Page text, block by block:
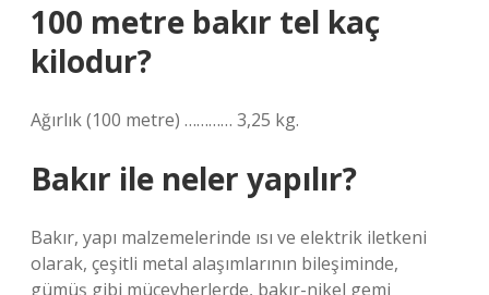
100 metre bakır tel kaç
kilodur?
Ağırlık (100 metre) ………… 3,25 kg.
Bakır ile neler yapılır?
Bakır, yapı malzemelerinde ısı ve elektrik iletkeni
olarak, çeşitli metal alaşımlarının bileşiminde,
gümüş gibi mücevherlerde, bakır-nikel gemi